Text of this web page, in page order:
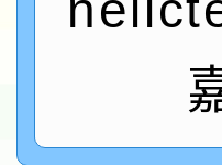
115年8
桃園
「
轉知國